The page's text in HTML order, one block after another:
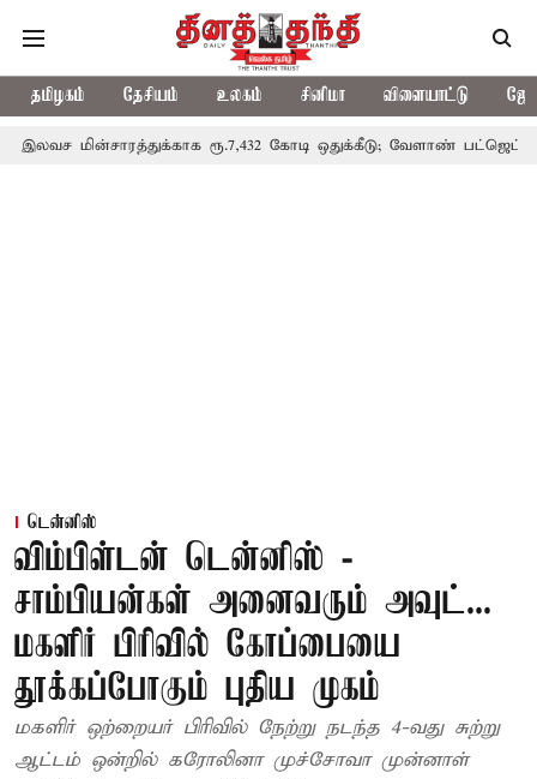
தமிழகம் தேசியம் உலகம் சினிமா விளையாட்டு
ரூ.7,432 கோடி ஒதுக்கீடு; வேளாண் பட்ஜெட்டில் அறிவிப்பு
டென்னிஸ்
விம்பிள்டன் டென்னிஸ் -
சாம்பியன்கள் அனைவரும் அவுட்...
மகளிர் பிரிவில் கோப்பையை
தூக்கப்போகும் புதிய முகம்
மகளிர் ஒற்றையர் பிரிவில் நேற்று நடந்த 4-வது சுற்று
ஆட்டம் ஒன்றில் கரோலினா முச்சோவா முன்னாள்